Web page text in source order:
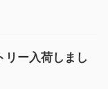
ー入荷しまし